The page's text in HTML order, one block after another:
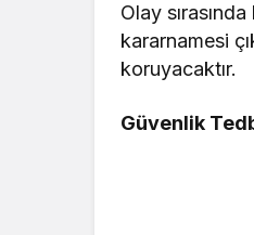
Olay
kararnamesi
koruyacaktır.
Güvenlik